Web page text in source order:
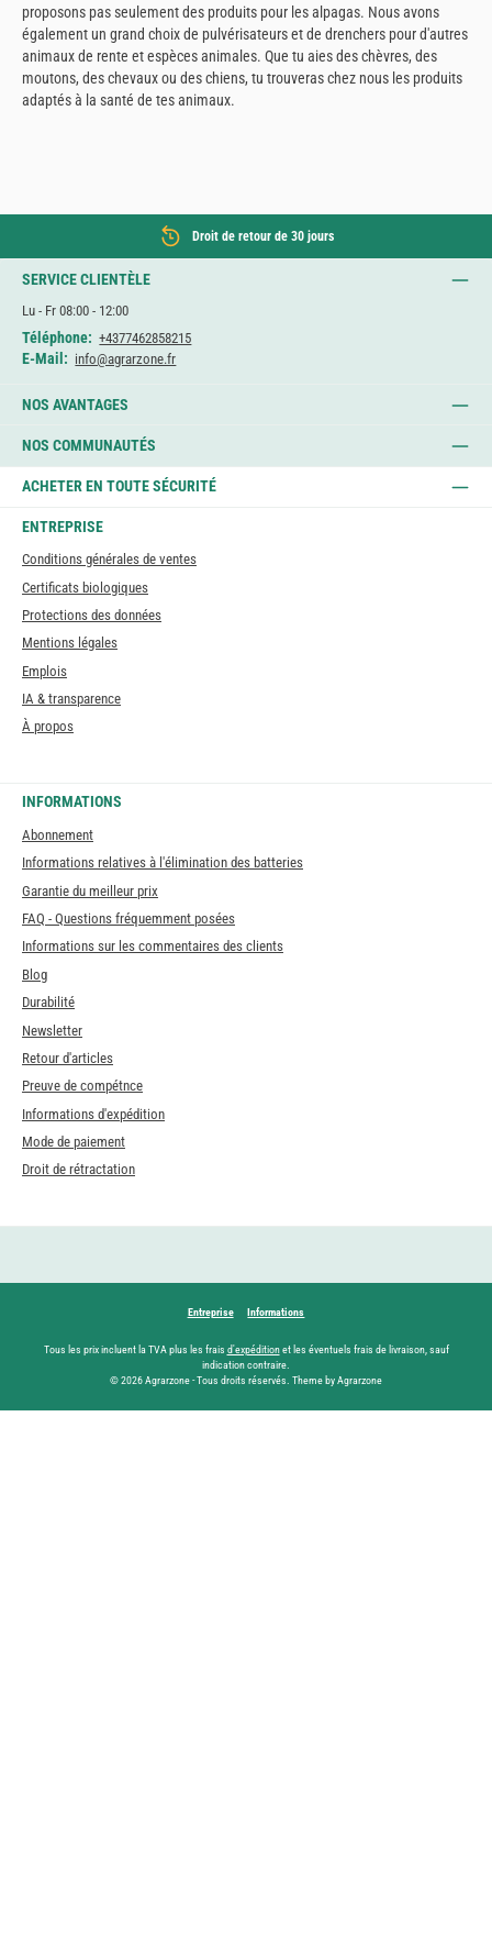
proposons pas seulement des produits pour les alpagas. Nous avons
également un grand choix de pulvérisateurs et de drenchers pour d'autres
animaux de rente et espèces animales. Que tu aies des chèvres, des
moutons, des chevaux ou des chiens, tu trouveras chez nous les produits
adaptés à la santé de tes animaux.
Droit de retour de 30 jours
SERVICE CLIENTÈLE
Lu - Fr 08:00 - 12:00
Téléphone: +4377462858215
E-Mail: info@agrarzone.fr
NOS AVANTAGES
NOS COMMUNAUTÉS
ACHETER EN TOUTE SÉCURITÉ
ENTREPRISE
Conditions générales de ventes
Certificats biologiques
Protections des données
Mentions légales
Emplois
IA & transparence
À propos
INFORMATIONS
Abonnement
Informations relatives à l'élimination des batteries
Garantie du meilleur prix
FAQ - Questions fréquemment posées
Informations sur les commentaires des clients
Blog
Durabilité
Newsletter
Retour d'articles
Preuve de compétnce
Informations d'expédition
Mode de paiement
Droit de rétractation
Entreprise Informations
Tous les prix incluent la TVA plus les frais d'expéditionet les éventuels frais de livraison, sauf
indication contraire.
© 2026 Agrarzone - Tous droits réservés. Theme by Agrarzone